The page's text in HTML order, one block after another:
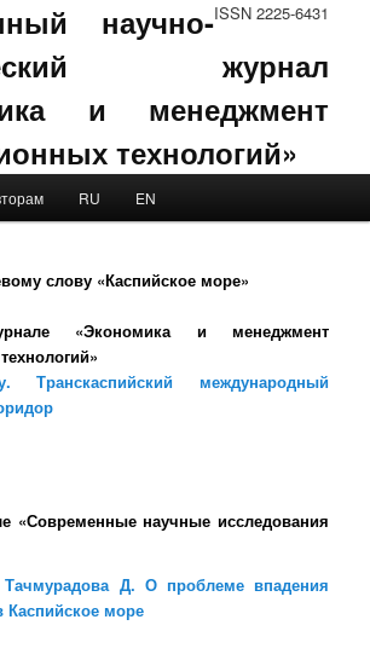
ISSN 2225-6431
научно-
журнал
и менеджмент
технологий»
content RU EN
слову «Каспийское море»
«Экономика и менеджмент
Транскаспийский международный
«Современные научные исследования
Д. О проблеме впадения
море